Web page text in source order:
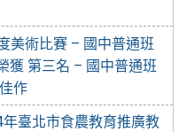
美術比賽 – 國中普通班
獲 第三名 – 國中普通班
作
臺北市食農教育推廣教